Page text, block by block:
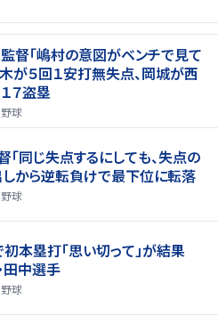
督「嶋村の意図がベンチで見て
が５回１安打無失点、岡城が西
７盗塁
野球
「同じ失点するにしても、失点の
しから逆転負けで最下位に転落
野球
本塁打「思い切って」が結果
中選手
野球